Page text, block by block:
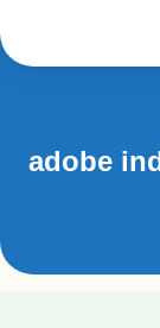
adobe